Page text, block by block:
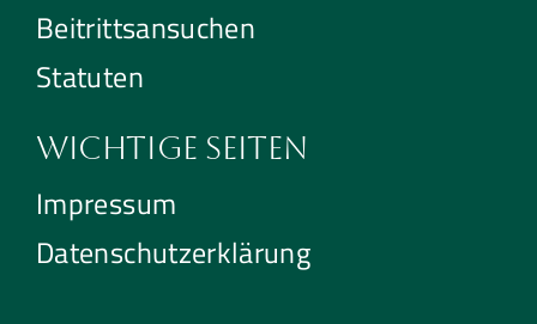
Beitrittsansuchen
Statuten
Wichtige Seiten
Impressum
Datenschutzerklärung